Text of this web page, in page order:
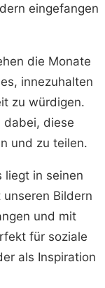
eingefangen
die Monate
innezuhalten
zu würdigen.
dabei, diese
und zu teilen.
liegt in seinen
Bildern
und mit
für soziale
als Inspiration